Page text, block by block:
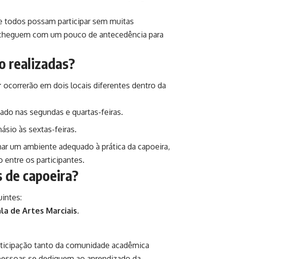
todos possam participar sem muitas
com um pouco de antecedência para
realizadas?
ocorrerão em dois locais diferentes dentro da
nas segundas e quartas-feiras.
às sextas-feiras.
um ambiente adequado à prática da capoeira,
entre os participantes.
de capoeira?
de Artes Marciais.
tanto da comunidade acadêmica